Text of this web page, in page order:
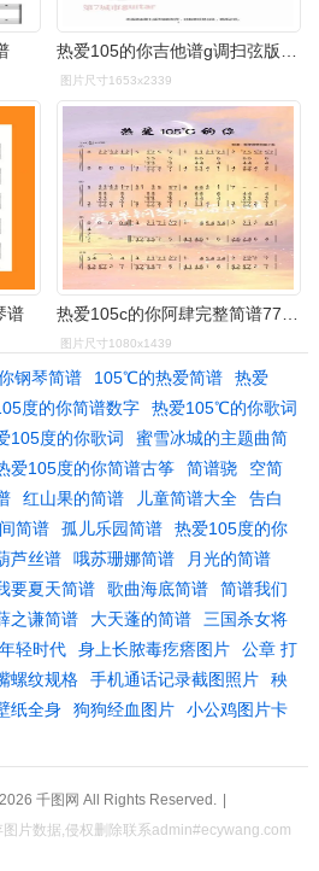
图片尺寸1653x2339
谱
图片尺寸1080x1439
钢琴简谱 105℃的热爱简谱
热爱
度的你简谱数字
热爱105℃的你歌词
105度的你歌词
蜜雪冰城的主题曲简
爱105度的你简谱古筝 简谱骁
空简
红山果的简谱 儿童简谱大全
告白
简谱 孤儿乐园简谱
热爱105度的你
芦丝谱 哦苏珊娜简谱
月光的简谱
要夏天简谱 歌曲海底简谱
简谱我们
之谦简谱 大天蓬的简谱
三国杀女将
轻时代 身上长脓毒疙瘩图片
公章 打
螺纹规格 手机通话记录截图照片
秧
纸全身 狗狗经血图片
小公鸡图片卡
千图网 All Rights Reserved.
|
片数据,侵权删除联系admin#ecywang.com